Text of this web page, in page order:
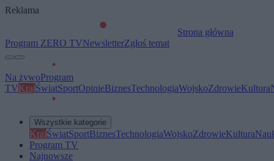
Reklama
Strona główna
Program ZERO TVNewsletterZgłoś temat
Na żywoProgram
TVKrajŚwiatSportOpinieBiznesTechnologiaWojskoZdrowieKultura
Wszystkie kategorie
KrajŚwiatSportBiznesTechnologiaWojskoZdrowieKultura
Program TV
Najnowsze